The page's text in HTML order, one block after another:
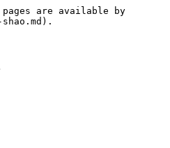
are available by